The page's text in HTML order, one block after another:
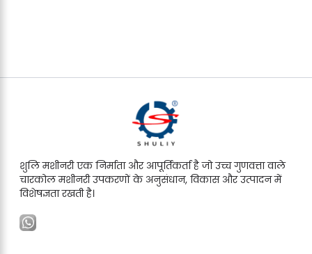
शुलि मशीनरी एक निर्माता और आपूर्तिकर्ता है जो उच्च गुणवत्ता वाले
चारकोल मशीनरी उपकरणों के अनुसंधान, विकास और उत्पादन में
विशेषज्ञता रखती है।